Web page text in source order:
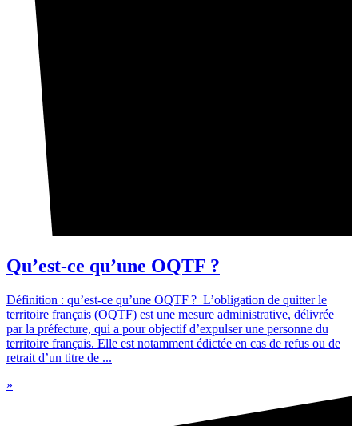
Qu’est-ce qu’une OQTF ?
Définition : qu’est-ce qu’une OQTF ? L’obligation de quitter le
territoire français (OQTF) est une mesure administrative, délivrée
par la préfecture, qui a pour objectif d’expulser une personne du
territoire français. Elle est notamment édictée en cas de refus ou de
retrait d’un titre de ...
»